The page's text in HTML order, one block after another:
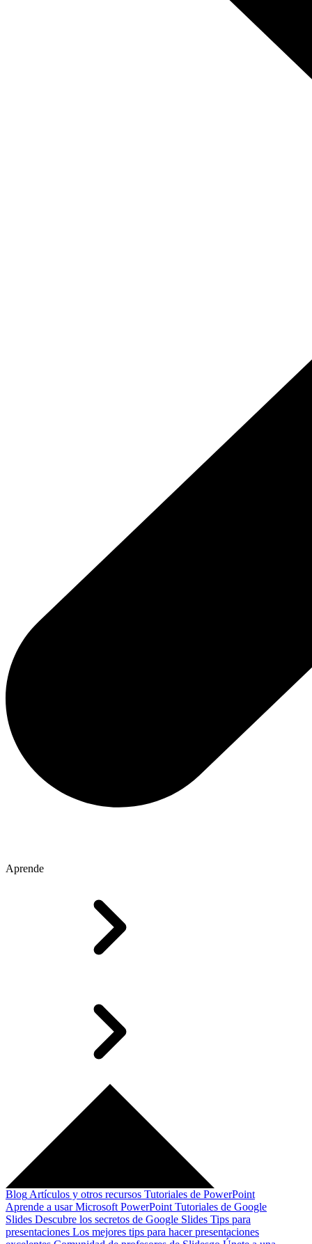
Aprende
Blog Artículos y otros recursos Tutoriales de PowerPoint
Aprende a usar Microsoft PowerPoint Tutoriales de Google
Slides Descubre los secretos de Google Slides Tips para
presentaciones Los mejores tips para hacer presentaciones